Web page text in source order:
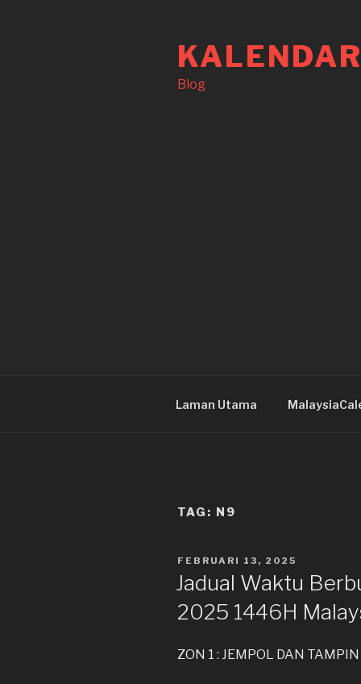
Blog
Laman Utama
TAG: N9
DIKIRIM
FEBRUARI 13, 2025
Jadual Waktu
2025 1446H
ZON 1 : JEMPOL DAN TAMPIN